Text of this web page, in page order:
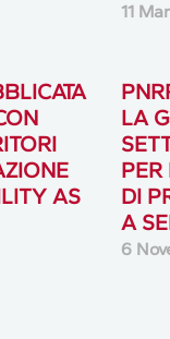
11
AS
LA
PER
DI
A
6